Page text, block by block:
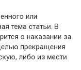
или
тема статьи. В
о наказании за
прекращения
либо из мести